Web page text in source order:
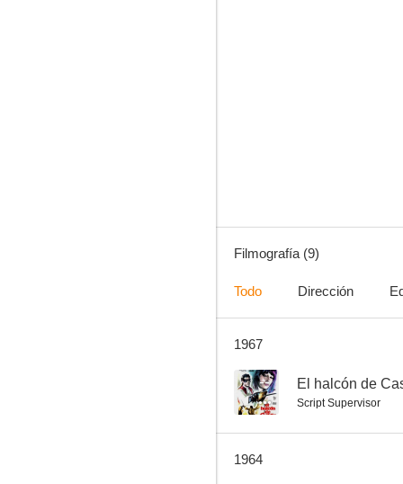
Filmografía (9)
Todo Dirección
1967
-- El halcón de
Script Supervisor
1964